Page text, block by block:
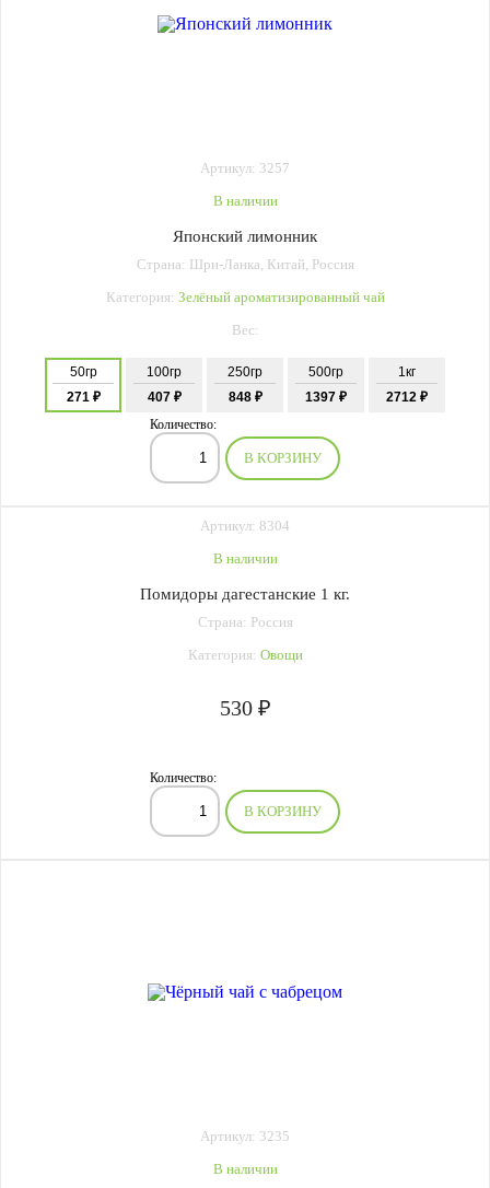
Артикул: 3257
В наличии
Японский лимонник
Страна: Шри-Ланка, Китай, Россия
Категория: Зелёный ароматизированный чай
Вес:
50гр
271 ₽
100гр
407 ₽
250гр
848 ₽
500гр
1397 ₽
1кг
2712 ₽
Количество:
В КОРЗИНУ
Артикул: 8304
В наличии
Помидоры дагестанские 1 кг.
Страна: Россия
Категория: Овощи
530 ₽
Количество:
В КОРЗИНУ
Артикул: 3235
В наличии